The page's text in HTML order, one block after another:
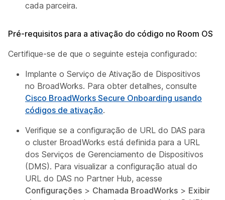
cada parceira.
Pré-requisitos para a ativação do código no Room OS
Certifique-se de que o seguinte esteja configurado:
Implante o Serviço de Ativação de Dispositivos
no BroadWorks. Para obter detalhes, consulte
Cisco BroadWorks Secure Onboarding usando
códigos de ativação.
Verifique se a configuração de URL do DAS para
o cluster BroadWorks está definida para a URL
dos Serviços de Gerenciamento de Dispositivos
(DMS). Para visualizar a configuração atual do
URL do DAS no Partner Hub, acesse
Configurações > Chamada BroadWorks > Exibir